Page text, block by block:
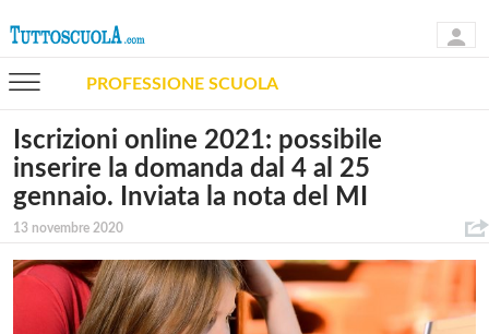
PROFESSIONE SCUOLA
Iscrizioni online 2021: possibile
inserire la domanda dal 4 al 25
gennaio. Inviata la nota del MI
13 novembre 2020